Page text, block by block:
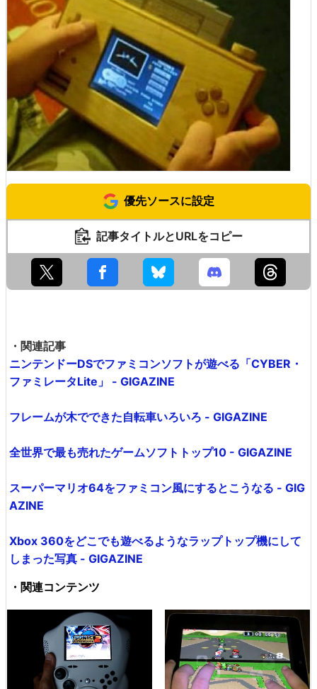
優先ソースに設定
記事タイトルとURLをコピー
・関連記事
ニンテンドーDSでファミコンソフトが遊べる「CYBER・
ファミレータLite」 - GIGAZINE
フレームが木でできた自転車いろいろ - GIGAZINE
全世界で最も売れたゲームソフトトップ10 - GIGAZINE
スーパーマリオ64をファミコン風にするとこうなる - GIG
AZINE
Xbox 360をどこでも遊べるようなラップトップ機にして
しまった写真 - GIGAZINE
・関連コンテンツ